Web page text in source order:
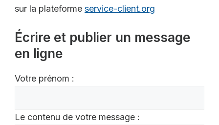
sur la plateforme service-client.org
Écrire et publier un message
en ligne
Votre prénom :
Le contenu de votre message :